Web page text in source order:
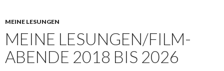
MEINE LESUNGEN
MEINE LESUNGEN/FILM-
ABENDE 2018 BIS 2026